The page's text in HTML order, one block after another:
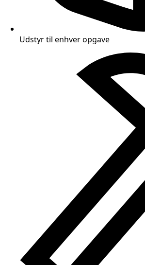
Udstyr til enhver opgave